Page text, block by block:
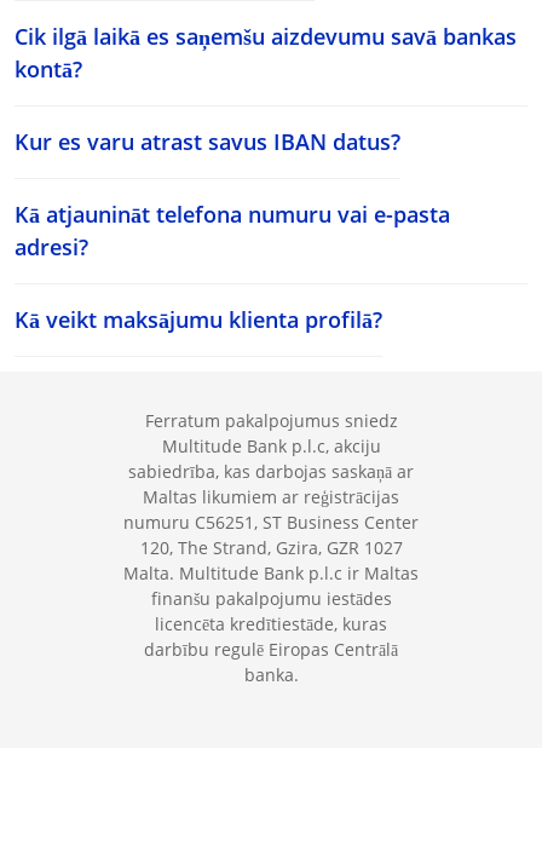
Cik ilgā laikā es saņemšu aizdevumu savā bankas
kontā?
Kur es varu atrast savus IBAN datus?
Kā atjaunināt telefona numuru vai e-pasta
adresi?
Kā veikt maksājumu klienta profilā?
Ferratum pakalpojumus sniedz
Multitude Bank p.l.c, akciju
sabiedrība, kas darbojas saskaņā ar
Maltas likumiem ar reģistrācijas
numuru C56251, ST Business Center
120, The Strand, Gzira, GZR 1027
Malta. Multitude Bank p.l.c ir Maltas
finanšu pakalpojumu iestādes
licencēta kredītiestāde, kuras
darbību regulē Eiropas Centrālā
banka.